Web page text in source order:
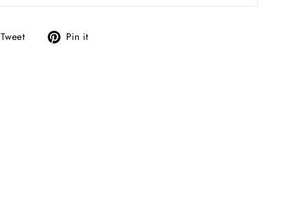
Tweet Tweet Pin it